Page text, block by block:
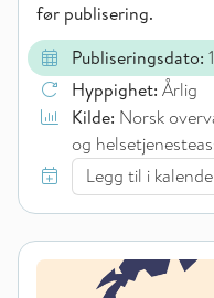
før publisering.
Publiseringsdato:
Hyppighet: Årlig
Kilde: Norsk
og
Legg til i